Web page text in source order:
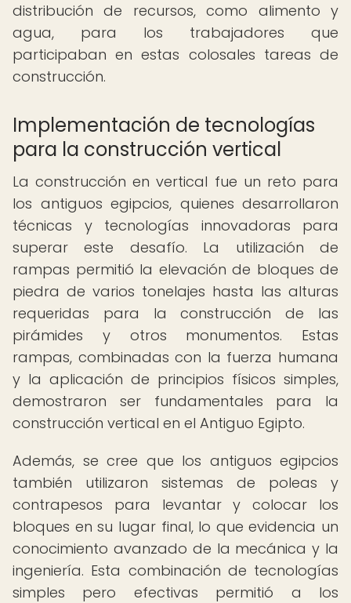
distribución de recursos, como alimento y
agua, para los trabajadores que
participaban en estas colosales tareas de
construcción.
Implementación de tecnologías
para la construcción vertical
La construcción en vertical fue un reto para
los antiguos egipcios, quienes desarrollaron
técnicas y tecnologías innovadoras para
superar este desafío. La utilización de
rampas permitió la elevación de bloques de
piedra de varios tonelajes hasta las alturas
requeridas para la construcción de las
pirámides y otros monumentos. Estas
rampas, combinadas con la fuerza humana
y la aplicación de principios físicos simples,
demostraron ser fundamentales para la
construcción vertical en el Antiguo Egipto.
Además, se cree que los antiguos egipcios
también utilizaron sistemas de poleas y
contrapesos para levantar y colocar los
bloques en su lugar final, lo que evidencia un
conocimiento avanzado de la mecánica y la
ingeniería. Esta combinación de tecnologías
simples pero efectivas permitió a los